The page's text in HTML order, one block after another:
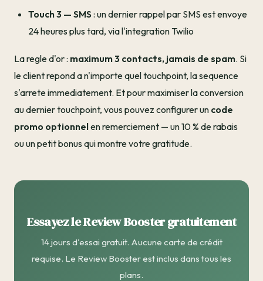
Touch 3 — SMS : un dernier rappel par SMS est envoye
24 heures plus tard, via l'integration Twilio
La regle d'or : maximum 3 contacts, jamais de spam. Si
le client repond a n'importe quel touchpoint, la sequence
s'arrete immediatement. Et pour maximiser la conversion
au dernier touchpoint, vous pouvez configurer un code
promo optionnelen remerciement — un 10 % de rabais
ou un petit bonus qui montre votre gratitude.
Essayez le Review Booster gratuitement
14 jours d'essai gratuit. Aucune carte de crédit
requise. Le Review Booster est inclus dans tous les
plans.